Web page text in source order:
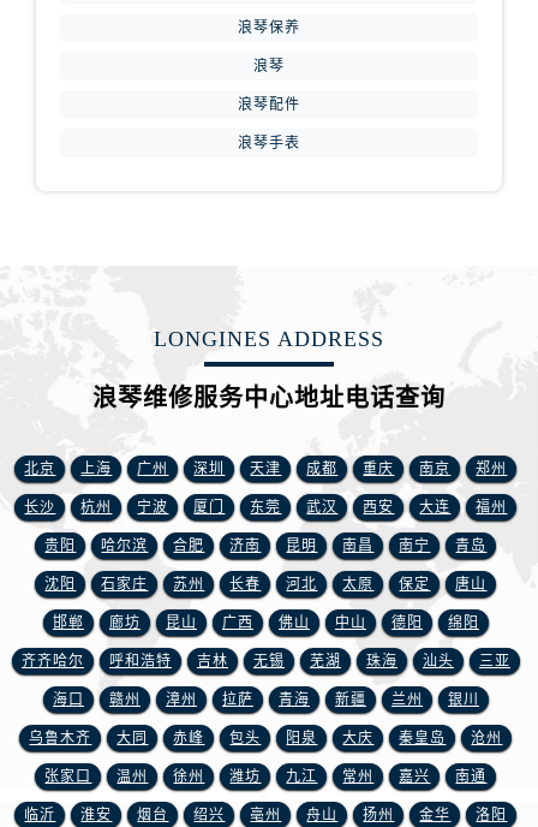
江西省南昌市红谷滩新区红谷中大道998号绿地双子塔（中央广场）A1座办公楼14层1407室浪琴售后服务中心（需提前预约）
江西省萍乡市安源区萍安北大道与康庄路交叉口浪琴售后服务中心（需提前预约）
江西省上饶市信州区滨江西路浪琴售后服务中心（需提前预约）
江西省新余市渝水区北湖西路浪琴售后服务中心（需提前预约）
江西省宜春市袁州区中山中路浪琴售后服务中心（需提前预约）
江西省鹰潭市月湖区胜利东路浪琴售后服务中心（需提前预约）
山东省德州市德城区东风中路浪琴售后服务中心（需提前预约）
山东省东营市东营区济南路浪琴售后服务中心（需提前预约）
山东省济南市历下区经十路11111号华润中心写字楼（万象城）15层1508室浪琴售后服务中心（需提前预约）
山东省济宁市任城区太白楼路浪琴售后服务中心（需提前预约）
山东省莱芜市文化南路8号银座商城名表维修一楼名表维修浪琴售后服务中心（需提前预约）
浪琴保养
浪琴
浪琴配件
浪琴手表
LONGINES ADDRESS
浪琴维修服务中心地址电话查询
北京 上海 广州 深圳 天津 成都 重庆 南京 郑州
长沙 杭州 宁波 厦门 东莞 武汉 西安 大连 福州
贵阳 哈尔滨 合肥 济南 昆明 南昌 南宁 青岛
沈阳 石家庄 苏州 长春 河北 太原 保定 唐山
邯郸 廊坊 昆山 广西 佛山 中山 德阳 绵阳
齐齐哈尔 呼和浩特 吉林 无锡 芜湖 珠海 汕头 三亚
海口 赣州 漳州 拉萨 青海 新疆 兰州 银川
乌鲁木齐 大同 赤峰 包头 阳泉 大庆 秦皇岛 沧州
张家口 温州 徐州 潍坊 九江 常州 嘉兴 南通
临沂 淮安 烟台 绍兴 亳州 舟山 扬州 金华 洛阳